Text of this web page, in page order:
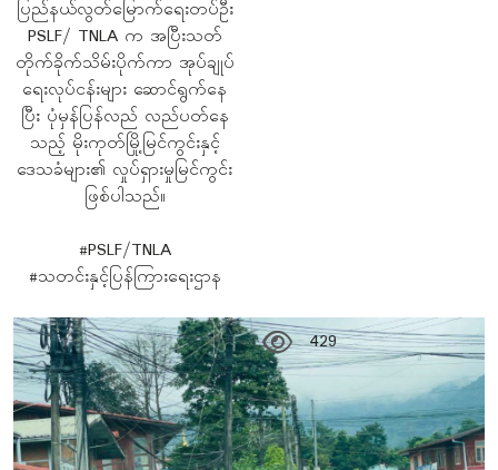
သာယာရေးနှင့် ပြည်သူ့လုံခြုံရေး
အတွက် မြို့အတွင်း ကင်းလှည့်
စစ်ဆေးဆောင်ရွက်‌နေမှု ပုံရိပ်
အား ထုတ်ပြန်လိုက်သည်။
နမ့်ခမ်းမြို့၊ ဒီဇင်ဘာလ ၁၈ရက်
#PSLF/TNLA
#PSLF/TNLA
#သတင်းနှင့်ပြန်ကြားရေးဌာန
#PSLF/TNLA
#သတင်းနှင့်ပြန်ကြားရေးဌာန
ပြည်နယ်လွတ်မြောက်ရေးတပ်ဦး
PSLF/ TNLA က အပြီးသတ်
တိုက်ခိုက်သိမ်းပိုက်ကာ အုပ်ချုပ်
ရေးလုပ်ငန်းများ ဆောင်ရွက်နေ
ပြီး ပုံမှန်ပြန်လည် လည်ပတ်နေ
သည့် မိုးကုတ်မြို့မြင်ကွင်းနှင့်
ဒေသခံများ၏ လှုပ်ရှားမှုမြင်ကွင်း
ဖြစ်ပါသည်။
#PSLF/TNLA
#သတင်းနှင့်ပြန်ကြားရေးဌာန
429